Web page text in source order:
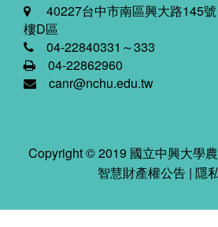
40227台中市南區興大路145
樓D區
04-22840331～333
04-22862960
canr@nchu.edu.tw
Copyright © 2019 國立中興大學
智慧財產權公告 | 隱